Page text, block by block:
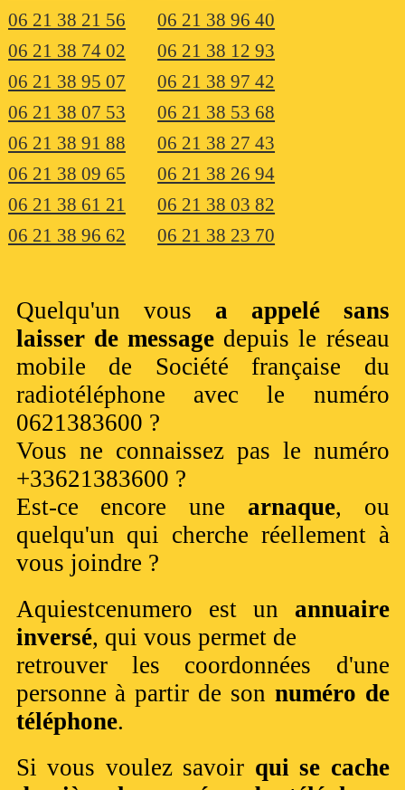
06 21 38 21 56
06 21 38 96 40
06 21 38 74 02
06 21 38 12 93
06 21 38 95 07
06 21 38 97 42
06 21 38 07 53
06 21 38 53 68
06 21 38 91 88
06 21 38 27 43
06 21 38 09 65
06 21 38 26 94
06 21 38 61 21
06 21 38 03 82
06 21 38 96 62
06 21 38 23 70
Quelqu'un vous a appelé sans
laisser de messagedepuis le réseau
mobile de Société française du
radiotéléphone avec le numéro
0621383600 ?
Vous ne connaissez pas le numéro
+33621383600 ?
Est-ce encore une arnaque, ou
quelqu'un qui cherche réellement à
vous joindre ?
Aquiestcenumero est un annuaire
inversé, qui vous permet de
retrouver les coordonnées d'une
personne à partir de son numéro de
téléphone.
Si vous voulez savoir qui se cache